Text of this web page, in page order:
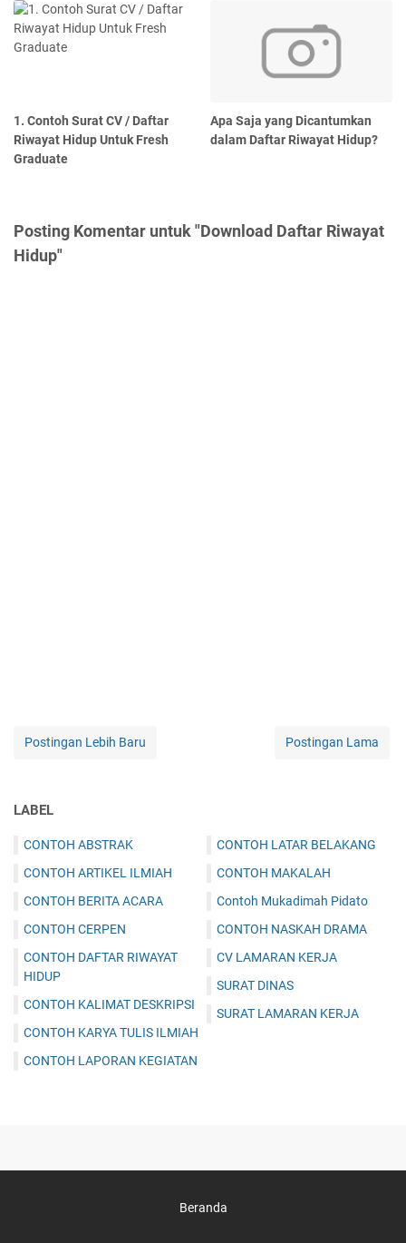
1. Contoh Surat CV / Daftar
Riwayat Hidup Untuk Fresh
Graduate
Apa Saja yang Dicantumkan
dalam Daftar Riwayat Hidup?
Posting Komentar untuk "Download Daftar Riwayat
Hidup"
Postingan Lebih Baru Postingan Lama
LABEL
CONTOH ABSTRAK
CONTOH ARTIKEL ILMIAH
CONTOH BERITA ACARA
CONTOH CERPEN
CONTOH DAFTAR RIWAYAT
HIDUP
CONTOH KALIMAT DESKRIPSI
CONTOH KARYA TULIS ILMIAH
CONTOH LAPORAN KEGIATAN
CONTOH LATAR BELAKANG
CONTOH MAKALAH
Contoh Mukadimah Pidato
CONTOH NASKAH DRAMA
CV LAMARAN KERJA
SURAT DINAS
SURAT LAMARAN KERJA
Beranda